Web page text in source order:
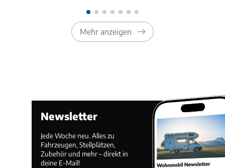
Mehr anzeigen
Newsletter
Jede Woche neu. Alles zu
Fahrzeugen, Stellplätzen,
Zubehör und mehr – direkt in
deine E-Mail!